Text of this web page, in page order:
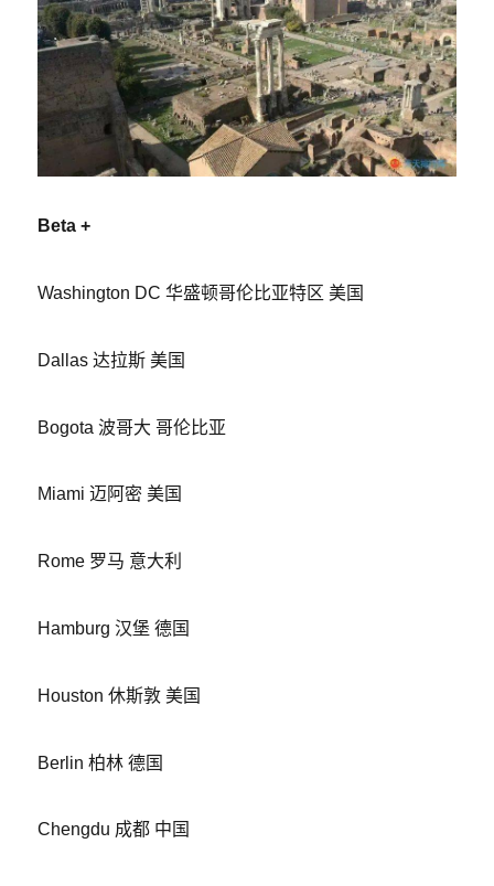
Beta +
Washington DC 华盛顿哥伦比亚特区 美国
Dallas 达拉斯 美国
Bogota 波哥大 哥伦比亚
Miami 迈阿密 美国
Rome 罗马 意大利
Hamburg 汉堡 德国
Houston 休斯敦 美国
Berlin 柏林 德国
Chengdu 成都 中国